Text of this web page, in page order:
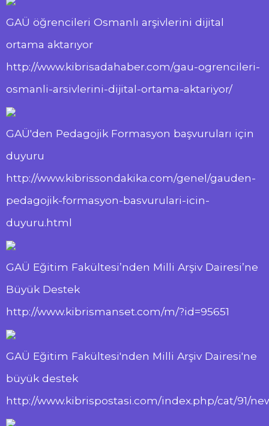
GAÜ öğrencileri Osmanlı arşivlerini dijital
ortama aktarıyor
http://www.kibrisadahaber.com/gau-ogrencileri-
osmanli-arsivlerini-dijital-ortama-aktariyor/
GAÜ'den Pedagojik Formasyon başvuruları için
duyuru
http://www.kibrissondakika.com/genel/gauden-
pedagojik-formasyon-basvurulari-icin-
duyuru.html
GAÜ Eğitim Fakültesi’nden Milli Arşiv Dairesi’ne
Büyük Destek
http://www.kibrismanset.com/m/?id=95651
GAÜ Eğitim Fakültesi'nden Milli Arşiv Dairesi'ne
büyük destek
http://www.kibrispostasi.com/index.php/cat/91/